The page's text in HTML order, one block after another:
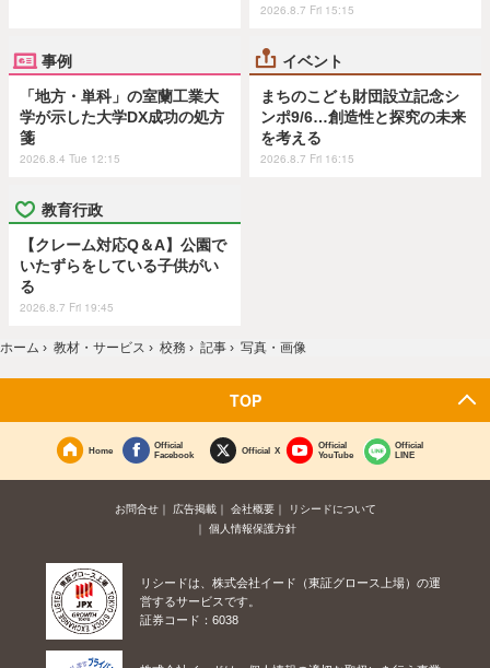
2026.8.7 Fri 15:15
事例
「地方・単科」の室蘭工業大
学が示した大学DX成功の処方
箋
2026.8.4 Tue 12:15
イベント
まちのこども財団設立記念シ
ンポ9/6…創造性と探究の未来
を考える
2026.8.7 Fri 16:15
教育行政
【クレーム対応Q＆A】公園で
いたずらをしている子供がい
る
2026.8.7 Fri 19:45
ホーム › 教材・サービス › 校務 › 記事 › 写真・画像
TOP
Home
Official
Facebook
Official X
Official
YouTube
Official
LINE
お問合せ 広告掲載 会社概要
リシードについて
個人情報保護方針
リシードは、株式会社イード（東証グロース上場）の運
営するサービスです。
証券コード：6038